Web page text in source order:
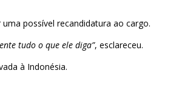
possível recandidatura ao cargo.
tudo o que ele diga”, esclareceu.
à Indonésia.